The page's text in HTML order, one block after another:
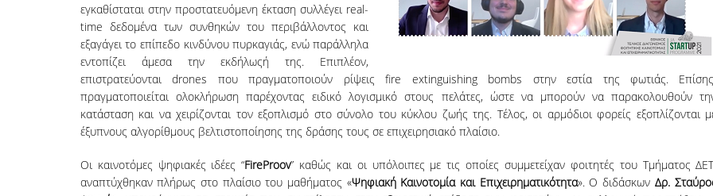
εγκαθίσταται στην προστατευόμενη έκταση συλλέγει real-
time δεδομένα των συνθηκών του περιβάλλοντος και
εξαγάγει το επίπεδο κινδύνου πυρκαγιάς, ενώ παράλληλα
εντοπίζει άμεσα την εκδήλωςή της. Επιπλέον,
επιστρατεύονται drones που πραγματοποιούν ρίψεις fire extinguishing bombs στην εστία της φωτιάς.
πραγματοποιείται ολοκλήρωση παρέχοντας ειδικό λογισμικό στους πελάτες, ώστε να μπορούν να παρακολουθούν
κατάσταση και να χειρίζονται τον εξοπλισμό στο σύνολο του κύκλου ζωής της. Τέλος, οι αρμόδιοι φορείς εξοπλίζονται
έξυπνους αλγορίθμους βελτιστοποίησης της δράσης τους σε επιχειρησιακό πλαίσιο.
Οι καινοτόμες ψηφιακές ιδέες “FireProov” καθώς και οι υπόλοιπες με τις οποίες συμμετείχαν φοιτητές του Τμήματος
αναπτύχθηκαν πλήρως στο πλαίσιο του μαθήματος «Ψηφιακή Καινοτομία και Επιχειρηματικότητα». Ο διδάσκων Δρ.